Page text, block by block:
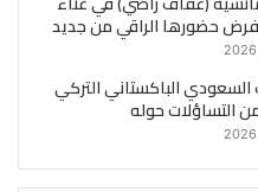
حضورها الراقي من جديد
السعودي الباكستاني التركي
التساؤلات حوله